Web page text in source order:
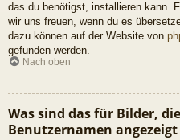
das du benötigst, installieren kann.
wir uns freuen, wenn du es
dazu können auf der Website von
gefunden werden.
Nach oben
Was sind das für Bilder,
Benutzernamen